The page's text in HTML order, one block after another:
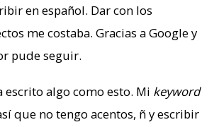
en español. Dar con los
me costaba. Gracias a Google y
pude seguir.
escrito algo como esto. Mi keyword
que no tengo acentos, ñ y escribir